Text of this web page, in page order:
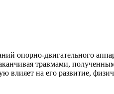
опорно-двигательного
травмами,
влияет на его развитие,